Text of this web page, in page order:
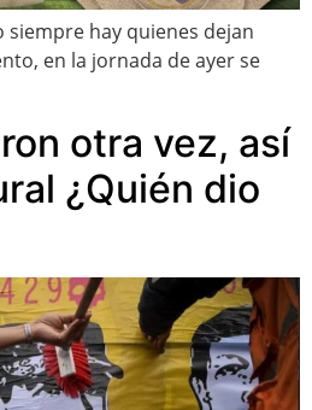
hay quienes dejan
en la jornada de ayer se
otra vez, así
¿Quién dio